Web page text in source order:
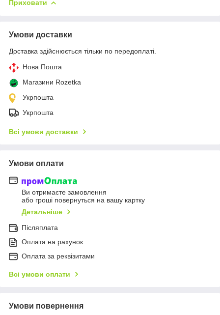
Приховати
Умови доставки
Доставка здійснюється тільки по передоплаті.
Нова Пошта
Магазини Rozetka
Укрпошта
Укрпошта
Всі умови доставки
Умови оплати
Ви отримаєте замовлення
або гроші повернуться на вашу картку
Детальніше
Післяплата
Оплата на рахунок
Оплата за реквізитами
Всі умови оплати
Умови повернення